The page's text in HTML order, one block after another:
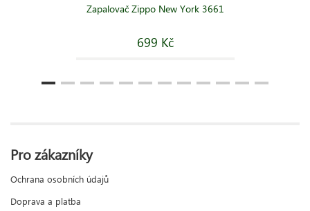
Zapalovač Zippo New York 3661
699 Kč
Pro zákazníky
Ochrana osobních údajů
Doprava a platba